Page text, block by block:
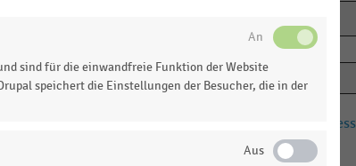
für
Am höchsten ist die
als 80.000 Euro. Ihr
Passwort
Registrieren
sind für die einwandfreie Funktion der Website
speichert die Einstellungen der Besucher, die in der